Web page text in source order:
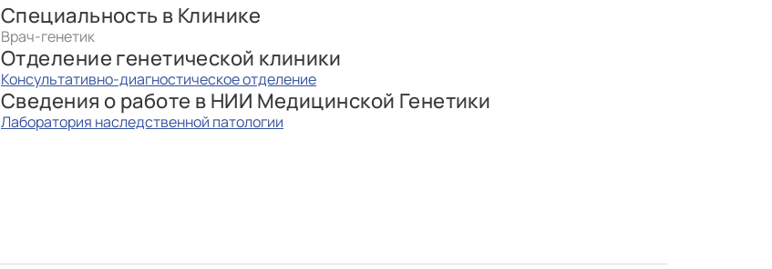
Специальность в Клинике
Врач-генетик
Отделение генетической клиники
Консультативно-диагностическое отделение
Сведения о работе в НИИ Медицинской Генетики
Лаборатория наследственной патологии